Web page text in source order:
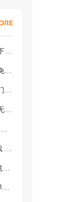
破解内购版永久免费软件大全 可下载破解游戏的软件大全
真正免费不收费的游戏 2026永久免费的游戏下载推荐
仙侠手游人气排行榜推荐 十大热门仙侠手游合集
破解永久免费内购游戏推荐 免费无限内购破解游戏大全
十大手游折扣平台app推荐 2026手游折扣平台app排行前十
无限白嫖6480的最新手机福利游戏 6480充值每天送的手游大全
现在哪些bt游戏给的免费福利多 送豪华福利礼包的免费bt游戏合集
三国武将全变成小动物？《异世界大作战》酷萌萌将卡牌轻松开玩！